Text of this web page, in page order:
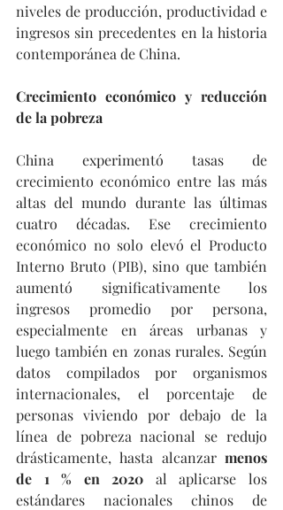
niveles de producción, productividad e
ingresos sin precedentes en la historia
contemporánea de China.
Crecimiento económico y reducción
de la pobreza
China experimentó tasas de
crecimiento económico entre las más
altas del mundo durante las últimas
cuatro décadas. Ese crecimiento
económico no solo elevó el Producto
Interno Bruto (PIB), sino que también
aumentó significativamente los
ingresos promedio por persona,
especialmente en áreas urbanas y
luego también en zonas rurales. Según
datos compilados por organismos
internacionales, el porcentaje de
personas viviendo por debajo de la
línea de pobreza nacional se redujo
drásticamente, hasta alcanzar menos
de 1 % en 2020 al aplicarse los
estándares nacionales chinos de